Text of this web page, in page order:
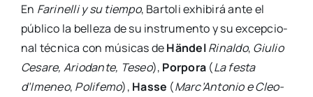
En Fari­ne­lli y su tiem­po, Bar­to­li exhi­bi­rá ante el
públi­co la belle­za de su ins­tru­men­to y su excep­cio­
nal téc­ni­ca con músi­cas deHän­delRinal­do, Giu­lio
Cesa­re, Ario­dan­te, Teseo), Por­po­ra (La fes­ta
d’Imeneo, Poli­fe­mo), Has­se (Marc’Antonio e Cleo­